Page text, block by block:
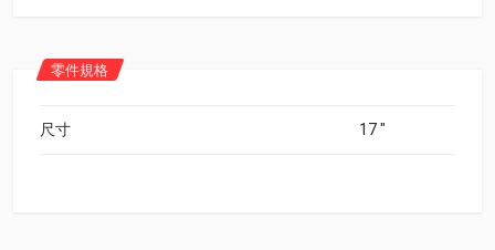
零件規格
尺寸 17 "